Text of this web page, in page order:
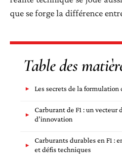
que se forge la différence
Table des
Les secrets de la formulation
Carburant de F1 : un vecteur
d’innovation
Carburants durables en F1 :
et défis techniques